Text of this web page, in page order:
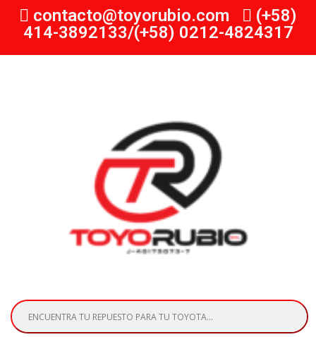
contacto@toyorubio.com
(+58)
414-3892133/(+58) 0212-4824317